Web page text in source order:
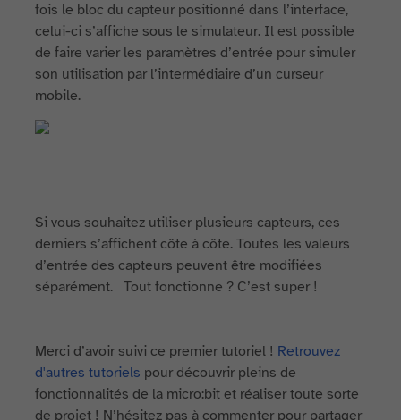
fois le bloc du capteur positionné dans l’interface,
celui-ci s’affiche sous le simulateur. Il est possible
de faire varier les paramètres d’entrée pour simuler
son utilisation par l’intermédiaire d’un curseur
mobile.
Si vous souhaitez utiliser plusieurs capteurs, ces
derniers s’affichent côte à côte. Toutes les valeurs
d’entrée des capteurs peuvent être modifiées
séparément. Tout fonctionne ? C’est super !
Merci d’avoir suivi ce premier tutoriel ! Retrouvez
d'autres tutoriels pour découvrir pleins de
fonctionnalités de la micro:bit et réaliser toute sorte
de projet ! N’hésitez pas à commenter pour partager